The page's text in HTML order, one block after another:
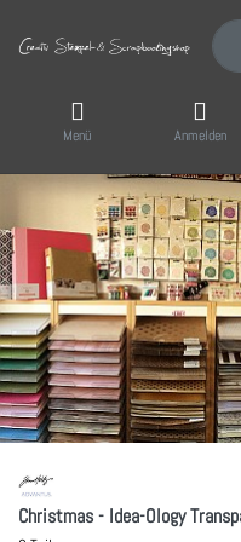
Menü Anmelden
Christmas - Idea-Ology